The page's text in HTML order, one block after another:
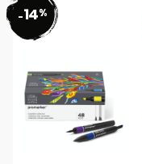
-14%